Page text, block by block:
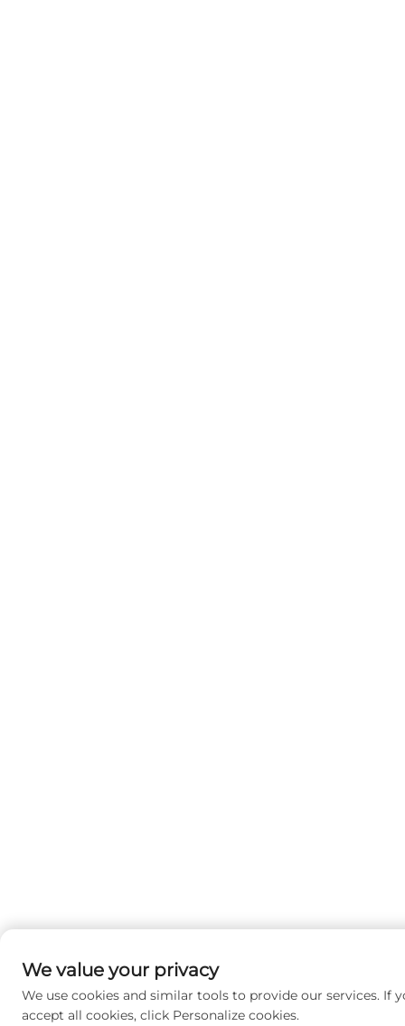
We value your privacy
We use cookies and similar tools to provide our services. If
accept all cookies, click Personalize cookies.